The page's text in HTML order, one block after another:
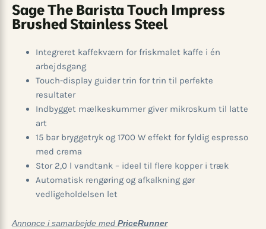
Sage The Barista Touch Impress
Brushed Stainless Steel
Integreret kaffekværn for friskmalet kaffe i én
arbejdsgang
Touch-display guider trin for trin til perfekte
resultater
Indbygget mælkeskummer giver mikroskum til latte
art
15 bar bryggetryk og 1700 W effekt for fyldig espresso
med crema
Stor 2,0 l vandtank – ideel til flere kopper i træk
Automatisk rengøring og afkalkning gør
vedligeholdelsen let
Annonce i samarbejde med PriceRunner